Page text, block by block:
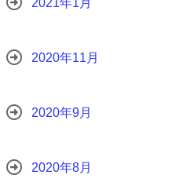
2020年11月
2020年9月
2020年8月